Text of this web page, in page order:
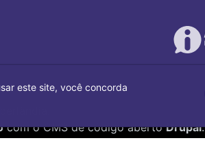
com o CMS de código abertoDrupal.
este site, você concorda